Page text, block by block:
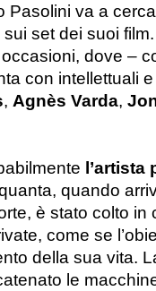
Pasolini va a
set dei suoi
dove –
con intellettuali
, Agnès Varda,
l’artista
quando
è stato colto in
come se
della sua vita.
le